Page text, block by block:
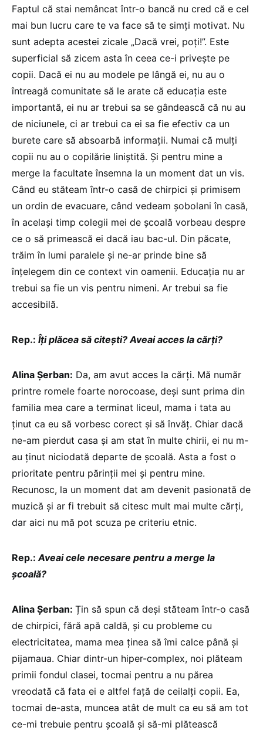
Faptul că stai nemâncat într-o bancă nu cred că e cel
mai bun lucru care te va face să te simți motivat. Nu
sunt adepta acestei zicale „Dacă vrei, poți!”. Este
superficial să zicem asta în ceea ce-i privește pe
copii. Dacă ei nu au modele pe lângă ei, nu au o
întreagă comunitate să le arate că educația este
importantă, ei nu ar trebui sa se gândească că nu au
de niciunele, ci ar trebui ca ei sa fie efectiv ca un
burete care să absoarbă informații. Numai că mulți
copii nu au o copilărie liniștită. Și pentru mine a
merge la facultate însemna la un moment dat un vis.
Când eu stăteam într-o casă de chirpici și primisem
un ordin de evacuare, când vedeam șobolani în casă,
în același timp colegii mei de școală vorbeau despre
ce o să primească ei dacă iau bac-ul. Din păcate,
trăim în lumi paralele și ne-ar prinde bine să
înțelegem din ce context vin oamenii. Educația nu ar
trebui sa fie un vis pentru nimeni. Ar trebui sa fie
accesibilă.
Rep.: Îți plăcea să citești? Aveai acces la cărți?
Alina Șerban: Da, am avut acces la cărți. Mă număr
printre romele foarte norocoase, deși sunt prima din
familia mea care a terminat liceul, mama i tata au
ținut ca eu să vorbesc corect și să învăț. Chiar dacă
ne-am pierdut casa și am stat în multe chirii, ei nu m-
au ținut niciodată departe de școală. Asta a fost o
prioritate pentru părinții mei și pentru mine.
Recunosc, la un moment dat am devenit pasionată de
muzică și ar fi trebuit să citesc mult mai multe cărți,
dar aici nu mă pot scuza pe criteriu etnic.
Rep.:Aveai cele necesare pentru a merge la
școală?
Alina Șerban: Țin să spun că deși stăteam într-o casă
de chirpici, fără apă caldă, și cu probleme cu
electricitatea, mama mea ținea să îmi calce până și
pijamaua. Chiar dintr-un hiper-complex, noi plăteam
primii fondul clasei, tocmai pentru a nu părea
vreodată că fata ei e altfel față de ceilalți copii. Ea,
tocmai de-asta, muncea atât de mult ca eu să am tot
ce-mi trebuie pentru școală și să-mi plătească